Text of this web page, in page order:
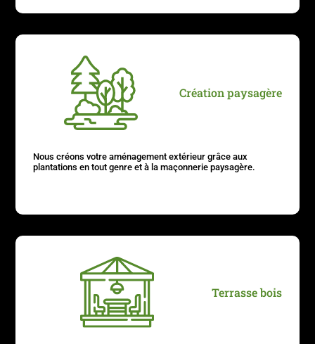
Création paysagère
Nous créons votre aménagement extérieur grâce aux
plantations en tout genre et à la maçonnerie paysagère.
Terrasse bois